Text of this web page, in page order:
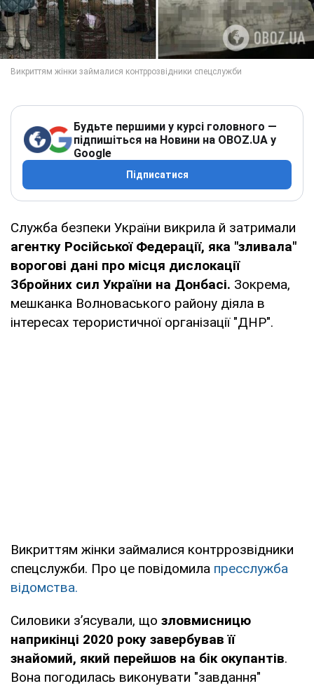
Будьте першими у курсі головного —
підпишіться на Новини на OBOZ.UA у
Google
Підписатися
Служба безпеки України викрила й затримали
агентку Російської Федерації, яка "зливала"
ворогові дані про місця дислокації
Збройних сил України на Донбасі. Зокрема,
мешканка Волноваського району діяла в
інтересах терористичної організації "ДНР".
Викриттям жінки займалися контррозвідники
спецслужби. Про це повідомила пресслужба
відомства.
Силовики з’ясували, що зловмисницю
наприкінці 2020 року завербував її
знайомий, який перейшов на бік окупантів.
Вона погодилась виконувати "завдання"